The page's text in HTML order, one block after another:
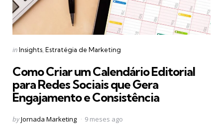
Categories
Posted
inInsights Estratégia de Marketing
Como Criar um Calendário Editorial
para Redes Sociais que Gera
Engajamento e Consistência
Posted
byJornada Marketing 9 meses ago